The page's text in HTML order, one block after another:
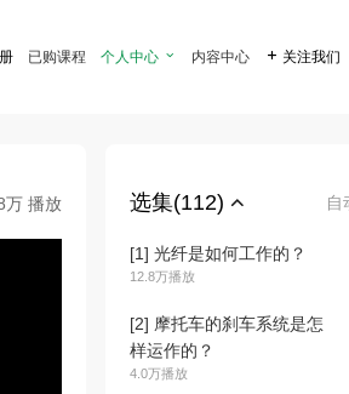
已购课程 个人中心  内容中心  关注我们
万 播放 选集(112) 自
[1] 光纤是如何工作的？
12.8万播放
[2] 摩托车的刹车系统是怎
样运作的？
4.0万播放